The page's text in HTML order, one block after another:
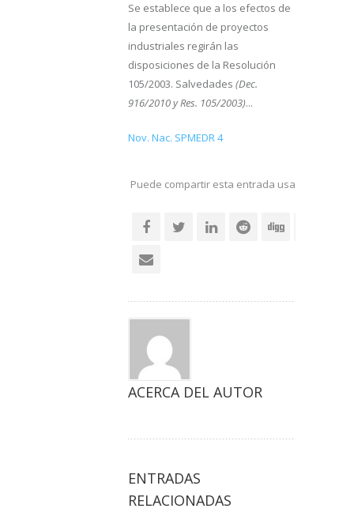
Se establece que a los efectos de
la presentación de proyectos
industriales regirán las
disposiciones de la Resolución
105/2003. Salvedades (Dec.
916/2010 y Res. 105/2003)...
Nov. Nac. SPMEDR 4
Puede compartir esta entrada usando sus
ACERCA DEL AUTOR
ENTRADAS
RELACIONADAS